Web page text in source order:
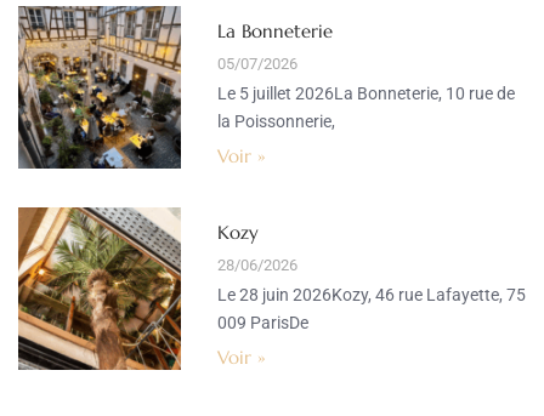
La Bonneterie
05/07/2026
Le 5 juillet 2026La Bonneterie, 10 rue de
la Poissonnerie,
Voir »
Kozy
28/06/2026
Le 28 juin 2026Kozy, 46 rue Lafayette, 75
009 ParisDe
Voir »